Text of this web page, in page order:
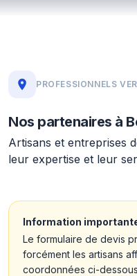
PROFESSIONNELS
Nos partenaires à
Artisans et entreprises
leur expertise et leur
Information
Le formulaire de devis
forcément les artisans
coordonnées ci-